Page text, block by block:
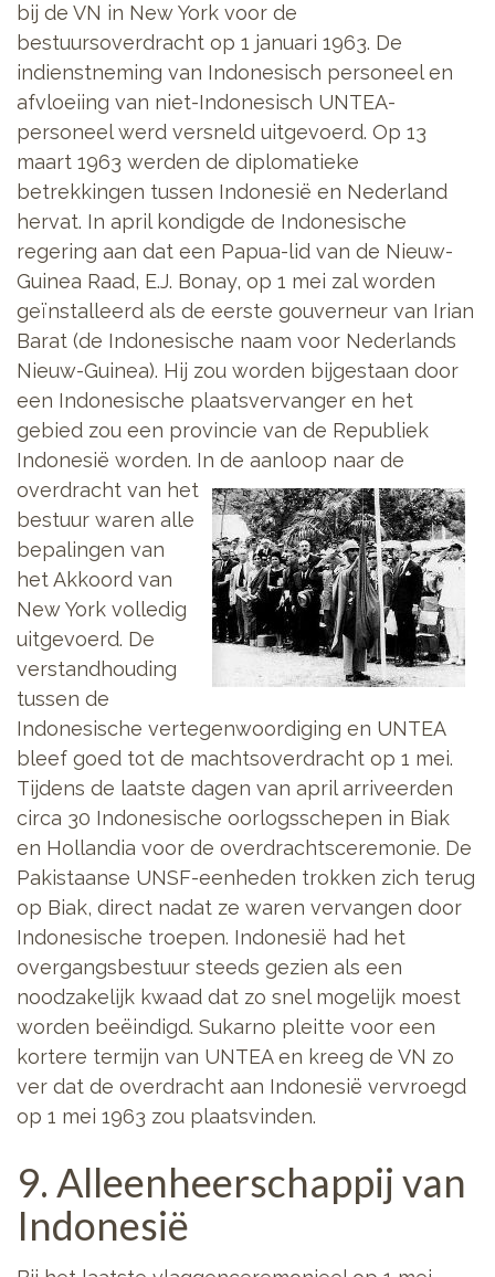
bij de VN in New York voor de
bestuursoverdracht op 1 januari 1963. De
indienstneming van Indonesisch personeel en
afvloeiing van niet-Indonesisch UNTEA-
personeel werd versneld uitgevoerd. Op 13
maart 1963 werden de diplomatieke
betrekkingen tussen Indonesië en Nederland
hervat. In april kondigde de Indonesische
regering aan dat een Papua-lid van de Nieuw-
Guinea Raad, E.J. Bonay, op 1 mei zal worden
geïnstalleerd als de eerste gouverneur van Irian
Barat (de Indonesische naam voor Nederlands
Nieuw-Guinea). Hij zou worden bijgestaan door
een Indonesische plaatsvervanger en het
gebied zou een provincie van de Republiek
Indonesië worden. In de aanloop naar de
overdracht van het
bestuur waren alle
bepalingen van
het Akkoord van
New York volledig
uitgevoerd. De
verstandhouding
tussen de
Indonesische vertegenwoordiging en UNTEA
bleef goed tot de machtsoverdracht op 1 mei.
Tijdens de laatste dagen van april arriveerden
circa 30 Indonesische oorlogsschepen in Biak
en Hollandia voor de overdrachtsceremonie. De
Pakistaanse UNSF-eenheden trokken zich terug
op Biak, direct nadat ze waren vervangen door
Indonesische troepen. Indonesië had het
overgangsbestuur steeds gezien als een
noodzakelijk kwaad dat zo snel mogelijk moest
worden beëindigd. Sukarno pleitte voor een
kortere termijn van UNTEA en kreeg de VN zo
ver dat de overdracht aan Indonesië vervroegd
op 1 mei 1963 zou plaatsvinden.
9. Alleenheerschappij van
Indonesië